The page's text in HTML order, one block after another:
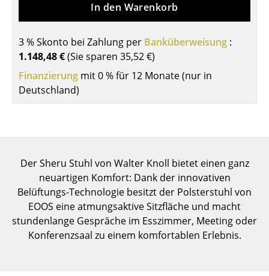
Stehtische & Stehpulte
Gartentische
Servierwagen
Aufbewahren
Regale & Schränke
Bücherregale
Wandregale
In den Warenkorb
3 % Skonto bei Zahlung per Banküberweisung :
1.148,48 €(Sie sparen 35,52 €)
Finanzierung mit 0 % für 12 Monate (nur in
Deutschland)
Der Sheru Stuhl von Walter Knoll bietet einen ganz
neuartigen Komfort: Dank der innovativen
Belüftungs-Technologie besitzt der Polsterstuhl von
EOOS eine atmungsaktive Sitzfläche und macht
stundenlange Gespräche im Esszimmer, Meeting oder
Konferenzsaal zu einem komfortablen Erlebnis.